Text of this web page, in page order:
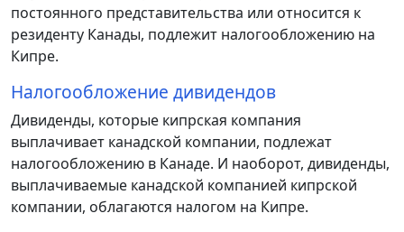
постоянного представительства или относится к
резиденту Канады, подлежит налогообложению на
Кипре.
Налогообложение дивидендов
Дивиденды, которые кипрская компания
выплачивает канадской компании, подлежат
налогообложению в Канаде. И наоборот, дивиденды,
выплачиваемые канадской компанией кипрской
компании, облагаются налогом на Кипре.